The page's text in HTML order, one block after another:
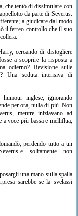
che tentò di dissimulare con
da parte di Severus.
a giudicare dal modo
il ferreo controllo che il suo
cercando di distogliere
a scoprire la risposta a
odierno? Revisione sulle
Una seduta intensiva di
inglese, ignorando
per ora, nulla di più. Non
mentre iniziavano ad
a voce più bassa e melliflua,
perdendo tutto a un
e - solitamente - non
una mano sulla spalla
sarebbe se la svelassi